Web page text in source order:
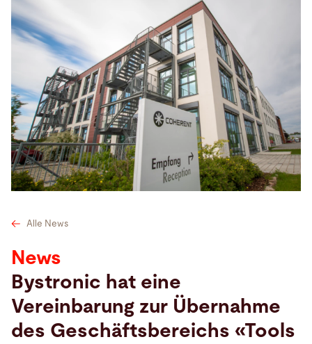
Newsroom
Unternehmen
Suche
Deutschland · DeutschKontakt myBystronic
Alle News
News
Bystronic hat eine
Vereinbarung zur Übernahme
des Geschäftsbereichs «Tools